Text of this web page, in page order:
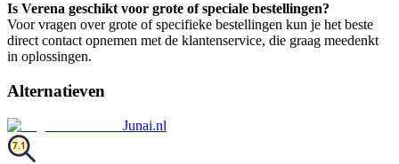
Is Verena geschikt voor grote of speciale bestellingen?
Voor vragen over grote of specifieke bestellingen kun je het beste
direct contact opnemen met de klantenservice, die graag meedenkt
in oplossingen.
Alternatieven
Junai.nl
7.1